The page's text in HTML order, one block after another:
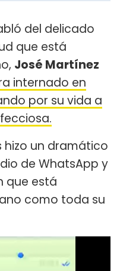
del delicado
que está
José Martínez
internado en
por su vida a
hizo un dramático
de WhatsApp y
que está
como toda su